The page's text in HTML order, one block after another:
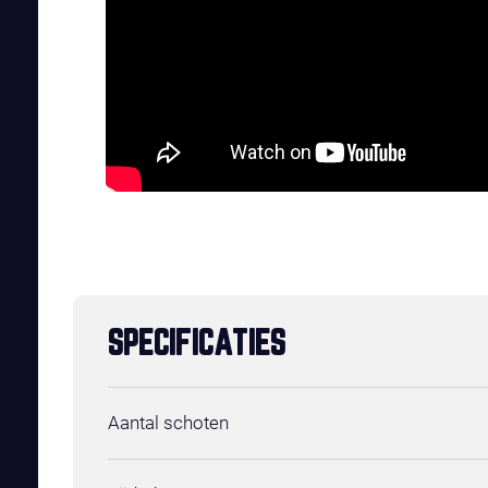
SPECIFICATIES
Aantal schoten